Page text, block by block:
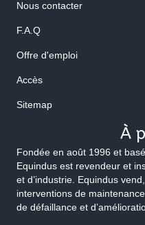
Nous contacter
F.A.Q
Offre d'emploi
Accès
Sitemap
À
Fondée en août 1996 et
Equindus est revendeur et
et d’industrie. Equindus
interventions de
de défaillance et